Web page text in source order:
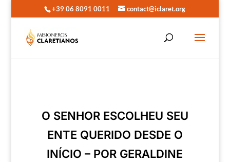
+39 06 8091 0011 contact@iclaret.org
O SENHOR ESCOLHEU SEU
ENTE QUERIDO DESDE O
INÍCIO – POR GERALDINE